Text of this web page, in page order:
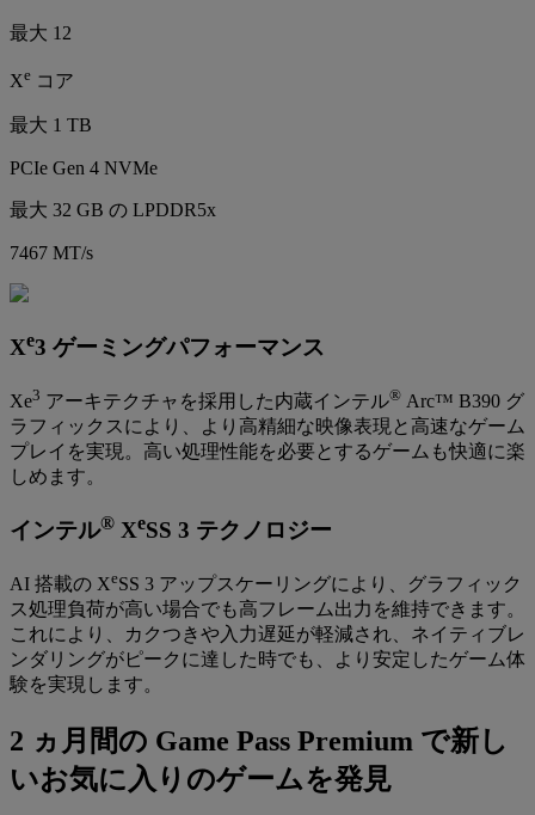
最大 12
Xe コア
最大 1 TB
PCIe Gen 4 NVMe
最大 32 GB の LPDDR5x
7467 MT/s
Xe3 ゲーミングパフォーマンス
Xe3 アーキテクチャを採用した内蔵インテル® Arc™ B390 グ
ラフィックスにより、より高精細な映像表現と高速なゲーム
プレイを実現。高い処理性能を必要とするゲームも快適に楽
しめます。
インテル® XeSS 3 テクノロジー
AI 搭載の XeSS 3 アップスケーリングにより、グラフィック
ス処理負荷が高い場合でも高フレーム出力を維持できます。
これにより、カクつきや入力遅延が軽減され、ネイティブレ
ンダリングがピークに達した時でも、より安定したゲーム体
験を実現します。
2 ヵ月間の Game Pass Premium で新し
いお気に入りのゲームを発見